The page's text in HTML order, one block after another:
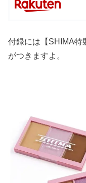
付録には【SHIMA特
がつきますよ。